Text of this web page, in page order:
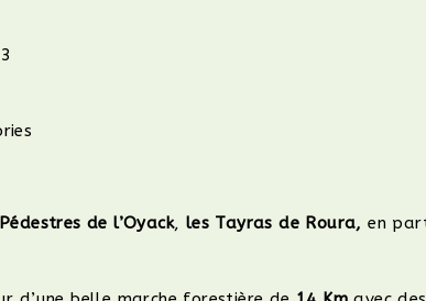
de l’Oyack, les Tayras de Roura, en